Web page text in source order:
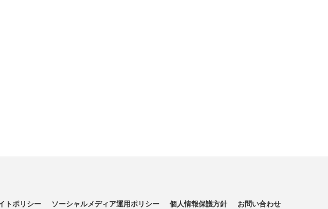
トポリシー ソーシャルメディア運用ポリシー 個人情報保護方針 お問い合わせ